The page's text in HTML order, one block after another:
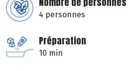
4 personnes
Préparation
10 min